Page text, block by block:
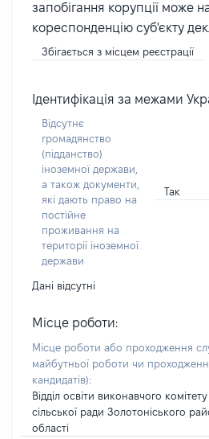
запобігання корупції може
кореспонденцію суб'єкту
Збігається з місцем реєстрації
Ідентифікація за межами
Відсутнє
громадянство
(підданство)
іноземної держави,
а також документи,
які дають право на
постійне
проживання на
території іноземної
держави
Так
Дані відсутні
Місце роботи:
Місце роботи або проходження
майбутньої роботи чи
кандидатів):
Відділ освіти виконавчого
сільської ради Золотоніського
області